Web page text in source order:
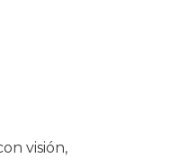
visión,